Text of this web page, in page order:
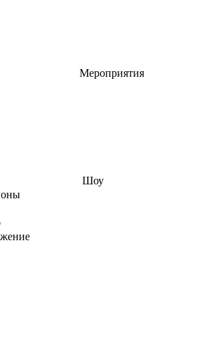
Мероприятия
Шоу